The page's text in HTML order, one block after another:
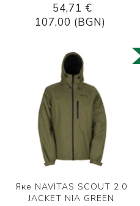
54,71 €
107,00 (BGN)
Яке NAVITAS SCOUT 2.0
JACKET NIA GREEN